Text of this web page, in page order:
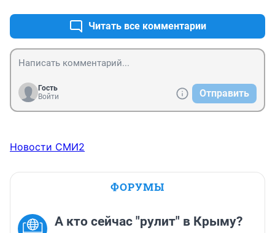
полностью незаконно и не платят никаких налогов и
не проходят проверку продукции на соответствие
саннормам. Но "органы" это дело как будто не видят,
что-то у них со зрением странное творится...
Читать все комментарии
Гость
Войти
Отправить
Новости СМИ2
ФОРУМЫ
А кто сейчас "рулит" в Крыму?